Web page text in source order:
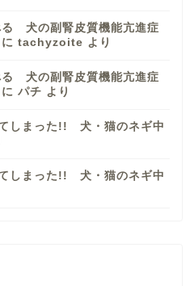
る 犬の副腎皮質機能亢進症
に tachyzoite より
る 犬の副腎皮質機能亢進症
に パチ より
しまった!! 犬・猫のネギ中
しまった!! 犬・猫のネギ中